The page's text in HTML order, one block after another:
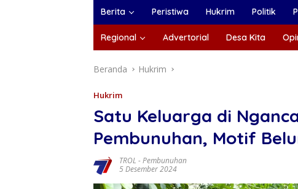
Berita Peristiwa Hukrim Politik
Regional Advertorial Desa Kita
Beranda Hukrim
Hukrim
Satu Keluarga di
Pembunuhan, Motif
TROL -Pembunuhan
5 Desember 2024